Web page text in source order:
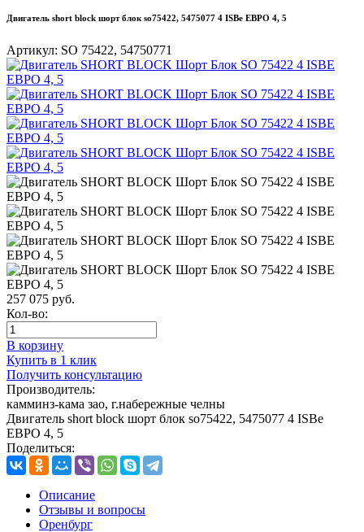
Двигатель short block шорт блок so75422, 5475077 4 ISBe ЕВРО 4, 5
Артикул: SO 75422, 54750771
257 075 руб.
Кол-во:
В корзину
Купить в 1 клик
Получить консультацию
Производитель:
камминз-кама зао, г.набережные челны
Двигатель short block шорт блок so75422, 5475077 4 ISBe
ЕВРО 4, 5
Поделиться:
Описание
Отзывы и вопросы
Оренбург